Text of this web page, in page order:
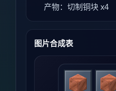
产物：切制铜块 x4
图片合成表